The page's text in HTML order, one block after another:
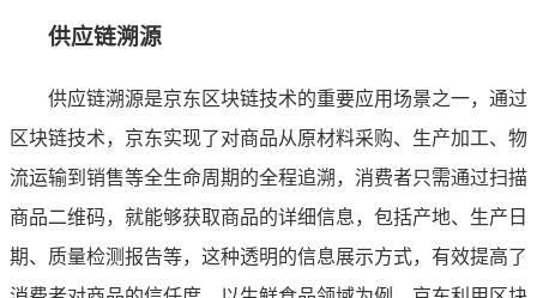
供应链溯源
供应链溯源是京东区块链技术的重要应用场景之一，通过
区块链技术，京东实现了对商品从原材料采购、生产加工、物
流运输到销售等全生命周期的全程追溯，消费者只需通过扫描
商品二维码，就能够获取商品的详细信息，包括产地、生产日
期、质量检测报告等，这种透明的信息展示方式，有效提高了